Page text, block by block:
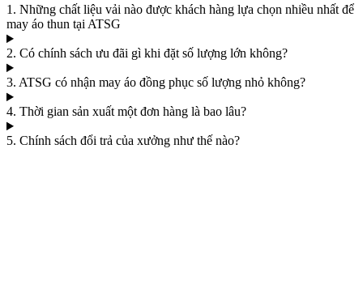
1. Những chất liệu vải nào được khách hàng lựa chọn nhiều nhất để
may áo thun tại ATSG
2. Có chính sách ưu đãi gì khi đặt số lượng lớn không?
3. ATSG có nhận may áo đồng phục số lượng nhỏ không?
4. Thời gian sản xuất một đơn hàng là bao lâu?
5. Chính sách đổi trả của xưởng như thế nào?